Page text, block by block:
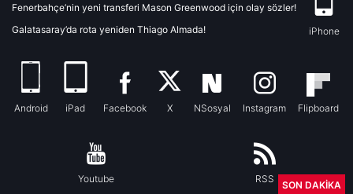
Fenerbahçe’nin yeni transferi Mason Greenwood için olay sözler!
Galatasaray’da rota yeniden Thiago Almada!
iPhone
Android iPad Facebook X NSosyal Instagram Flipboard
Youtube RSS
SON DAKİKA